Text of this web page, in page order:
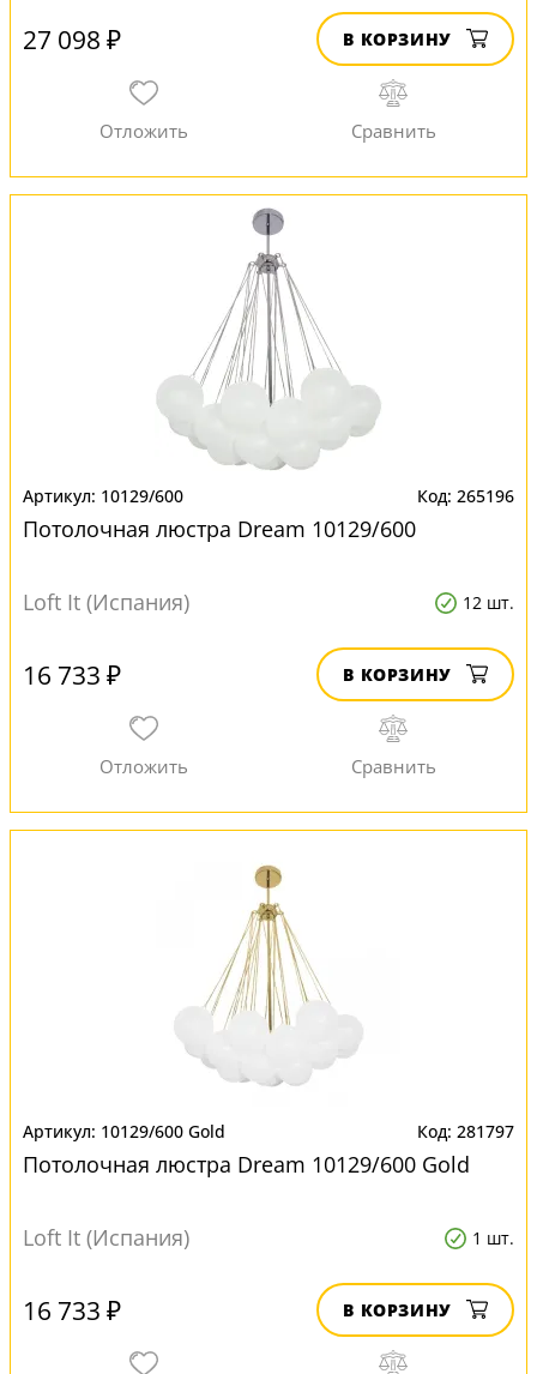
27 098 ₽ В КОРЗИНУ
10129/600 265196
Потолочная люстра Dream 10129/600
Loft It (Испания) 12 шт.
16 733 ₽ В КОРЗИНУ
10129/600 Gold 281797
Потолочная люстра Dream 10129/600 Gold
Loft It (Испания) 1 шт.
16 733 ₽ В КОРЗИНУ